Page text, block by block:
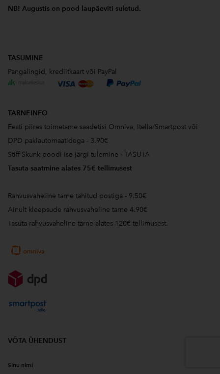
NB! Augustis on pood laupäeviti suletud.
TASUMINE
Pangalingid, krediitkaart või PayPal
TARNEINFO
Eesti piires toimetame saadetisi Omniva, Itella/Smartpost või
DPD pakiautomaatidega - 3.90€
Stiff Skunk poodi ise järgi tulemine - TASUTA
Tasuta saatmine alates 75€ tellimusest
Rahvusvaheline tarne tähitud postiga - 9.50€
Ainult kleepsude rahvusvaheline tarne 4.90€
Tasuta rahvusvaheline tarne alates 120€ tellimusest.
VÕTA ÜHENDUST
Sinu nimi